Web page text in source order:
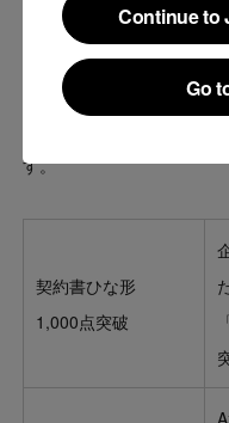
Continue to
Continue to
Go
Go
■直近3か月でリリ
ート
す。
契約書ひな形
1,000点突破